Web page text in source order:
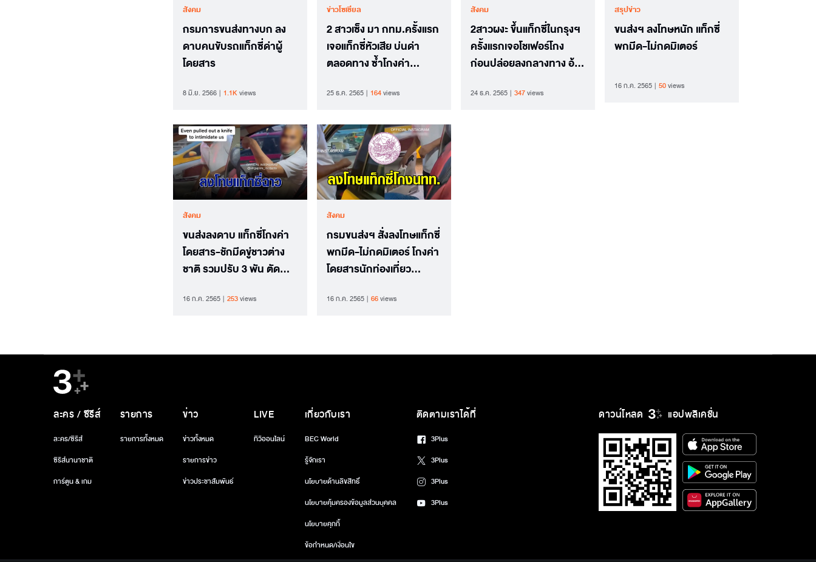
สังคม
กรมการขนส่งทางบก ลง
ดาบคนขับรถแท็กซี่ด่าผู้
โดยสาร
8 มิ.ย. 2566 1.1Kviews
ข่าวโซเชียล
2 สาวเซ็ง มา กทม.ครั้งแรก
เจอแท็กซี่หัวเสีย บ่นด่า
ตลอดทาง ซ้ำโกงค่า
25 ธ.ค. 2565 164views
สังคม
2สาวผงะ ขึ้นแท็กซี่ในกรุงฯ
ครั้งแรกเจอโชเฟอร์โกง
ก่อนปล่อยลงกลางทาง อ้าง
24 ธ.ค. 2565 347views
สรุปข่าว
ขนส่งฯ ลงโทษหนัก เเท็กซี่
พกมีด-ไม่กดมิเตอร์
16 ก.ค. 2565 50views
สังคม
ขนส่งลงดาบ แท็กซี่โกงค่า
โดยสาร-ชักมีดขู่ชาวต่าง
ชาติ รวมปรับ 3 พัน ตัด
16 ก.ค. 2565 253views
สังคม
กรมขนส่งฯ สั่งลงโทษแท็กซี่
พกมีด-ไม่กดมิเตอร์ โกงค่า
โดยสารนักท่องเที่ยว
16 ก.ค. 2565 66views
ดาวน์โหลด แอปพลิเคชั่น
ละคร / ซีรีส์
ละคร/ซีรีส์
ซีรีส์นานาชาติ
การ์ตูน & เกม
รายการ
รายการทั้งหมด
ข่าว
ข่าวทั้งหมด
รายการข่าว
ข่าวประชาสัมพันธ์
LIVE
ทีวีออนไลน์
เกี่ยวกับเรา
BEC World
รู้จักเรา
นโยบายด้านลิขสิทธิ์
นโยบายคุ้มครองข้อมูลส่วนบุคคล
นโยบายคุกกี้
ข้อกำหนด/เงื่อนไข
ติดตามเราได้ที่
3Plus
3Plus
3Plus
3Plus